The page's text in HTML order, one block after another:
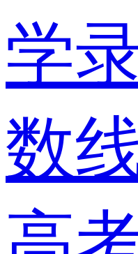
学
数